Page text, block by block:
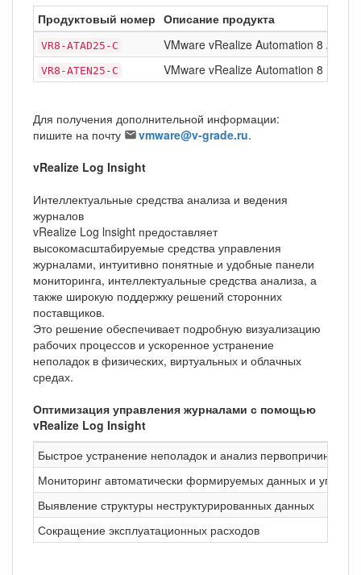
Продуктовый номер Описание продукта
VR8-ATAD25-C VMware vRealize Automation 8
VR8-ATEN25-C VMware vRealize Automation 8
Для получения дополнительной информации:
пишите на почту
vmware@v-grade.ru.
vRealize Log Insight
Интеллектуальные средства анализа и ведения
журналов
vRealize Log lnsight предоставляет
высокомасштабируемые средства управления
журналами, интуитивно понятные и удобные панели
мониторинга, интеллектуальные средства анализа, а
также широкую поддержку решений сторонних
поставщиков.
Это решение обеспечивает подробную визуализацию
рабочих процессов и ускоренное устранение
неполадок в физических, виртуальных и облачных
средах.
Оптимизация управления журналами с помощью
vRealize Log Insight
Быстрое устранение неполадок и анализ первопричин
Мониторинг автоматически формируемых данных и
Выявление структуры неструктурированных данных
Сокращение эксплуатационных расходов